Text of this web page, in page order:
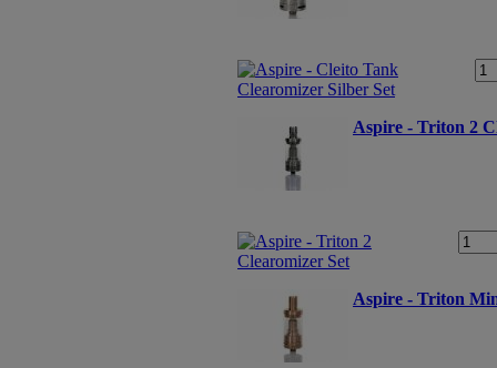
Aspire - Triton 2
Aspire - Triton